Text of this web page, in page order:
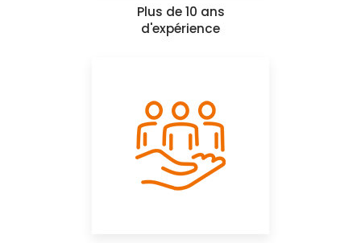
Plus de 10 ans
d'expérience